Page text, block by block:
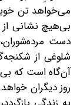
می‌خواهد تن خویش
بی‌هیچ نشانی
دست
شلوغی از
آن‌گاه است که
روز دیگران